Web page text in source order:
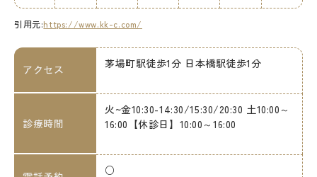
引用元:https://www.kk-c.com/
アクセス 茅場町駅徒歩1分 日本橋駅徒歩1分
診療時間
火~金10:30-14:30/15:30/20:30 土10:00～
16:00【休診日】10:00～16:00
○